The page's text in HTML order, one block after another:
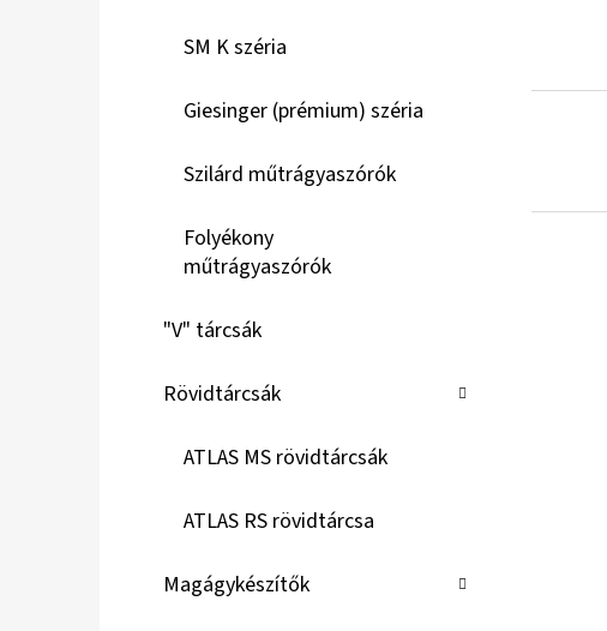
SM K széria
Giesinger (prémium) széria
Szilárd műtrágyaszórók
Folyékony
műtrágyaszórók
"V" tárcsák
Rövidtárcsák
ATLAS MS rövidtárcsák
ATLAS RS rövidtárcsa
Magágykészítők